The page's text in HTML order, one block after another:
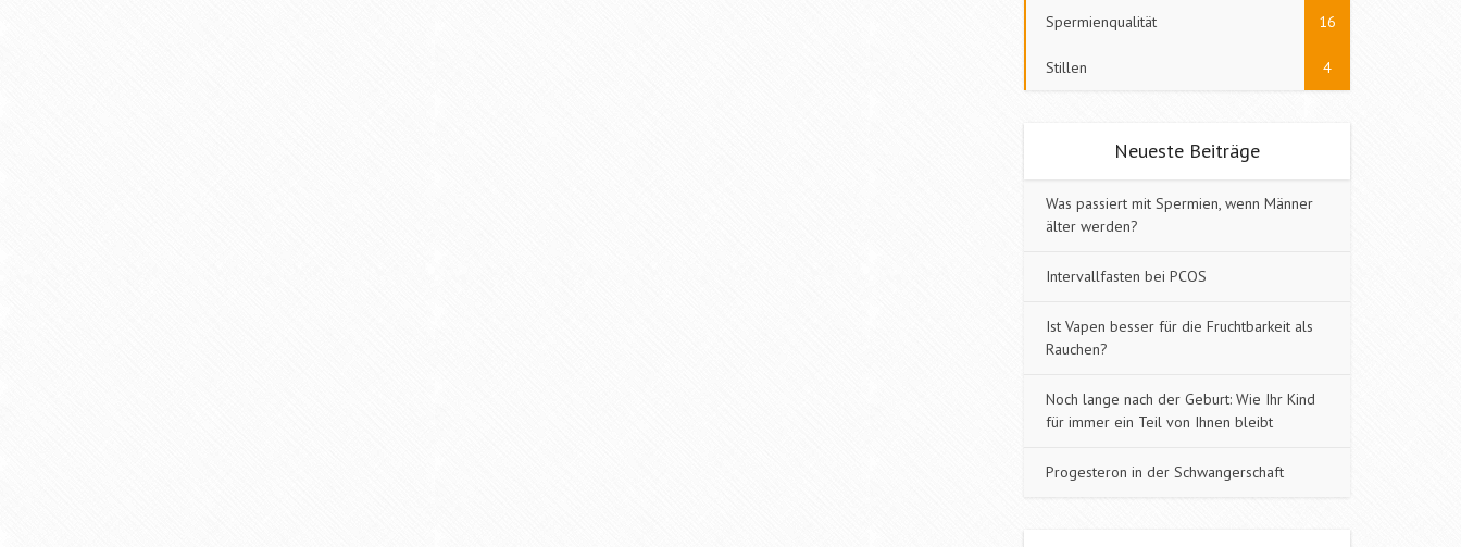
Spermienqualität 16
Stillen 4
Neueste Beiträge
Was passiert mit Spermien, wenn Männer
älter werden?
Intervallfasten bei PCOS
Ist Vapen besser für die Fruchtbarkeit als
Rauchen?
Noch lange nach der Geburt: Wie Ihr Kind
für immer ein Teil von Ihnen bleibt
Progesteron in der Schwangerschaft